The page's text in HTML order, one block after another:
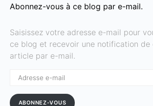
Abonnez-vous à ce blog par e-mail.
Saisissez votre adresse e-mail pour
ce blog et recevoir une notification de
article par e-mail.
ABONNEZ-VOUS